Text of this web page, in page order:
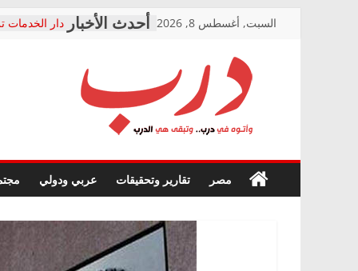
السبت, أغسطس 8, 2026
دار الخدمات
معاناة
فرحات
حزب
صور .. اعتماد
الوزاري
إنشاء المبنى
متابعة قضية
قرينة
حق أصيل
درب
في
درب..
مصر تقارير وتحقيقات عربي ودولي